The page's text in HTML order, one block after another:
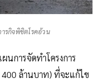
รกิจพิชิตโรคอ้วน
นการจัดทำโครงการ
ล้านบาท) ที่จะแก้ไข